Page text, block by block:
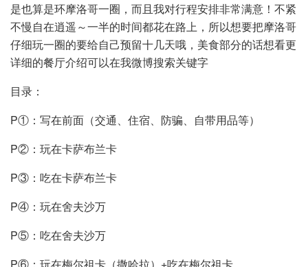
是也算是环摩洛哥一圈，而且我对行程安排非常满意！不紧
不慢自在逍遥～一半的时间都花在路上，所以想要把摩洛哥
仔细玩一圈的要给自己预留十几天哦，美食部分的话想看更
详细的餐厅介绍可以在我微博搜索关键字
目录：
P①：写在前面（交通、住宿、防骗、自带用品等）
P②：玩在卡萨布兰卡
P③：吃在卡萨布兰卡
P④：玩在舍夫沙万
P⑤：吃在舍夫沙万